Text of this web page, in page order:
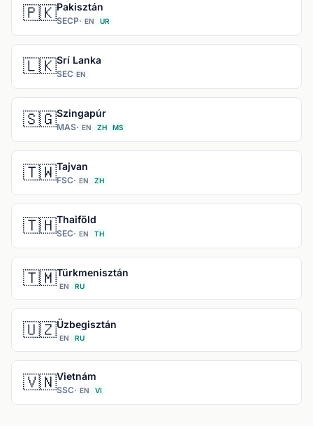
🇵🇰Pakisztán
SECP· EN UR
🇱🇰Srí Lanka
SEC EN
🇸🇬Szingapúr
MAS· EN ZH MS
🇹🇼Tajvan
FSC· EN ZH
🇹🇭Thaiföld
SEC· EN TH
🇹🇲Türkmenisztán
EN RU
🇺🇿Üzbegisztán
EN RU
🇻🇳Vietnám
SSC· EN VI